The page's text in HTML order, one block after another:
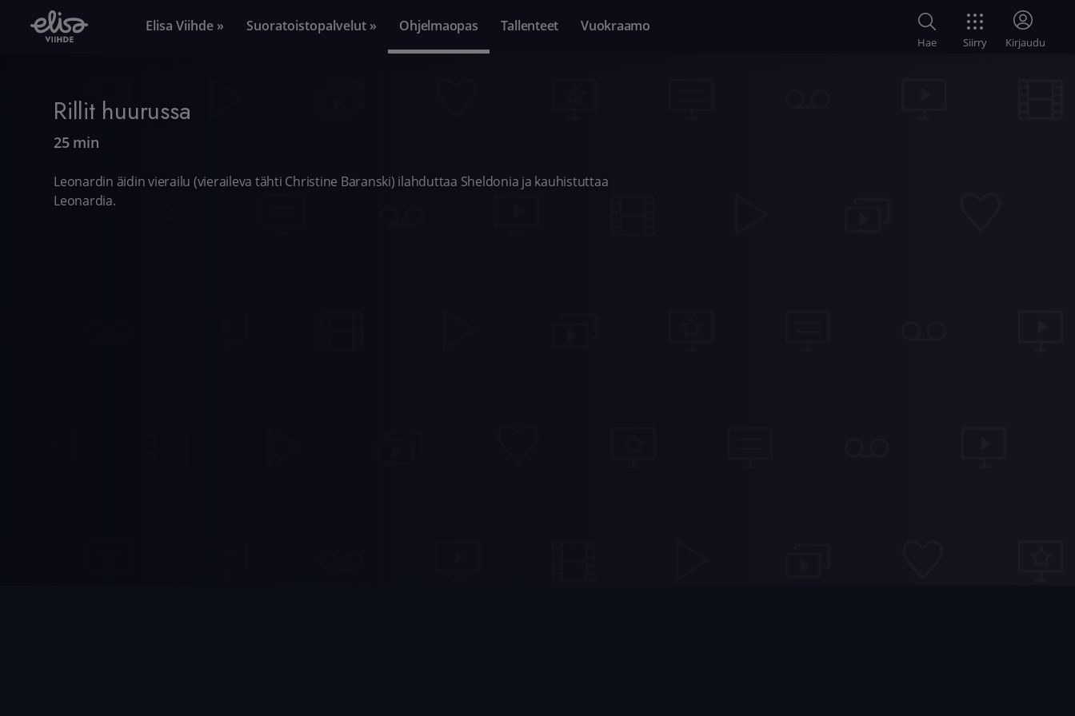
Elisa Viihde » Suoratoistopalvelut » Ohjelmaopas Tallenteet Vuokraamo
Hae Siirry Kirjaudu
Rillit huurussa
25 min
Leonardin äidin vierailu (vieraileva tähti Christine Baranski) ilahduttaa Sheldonia ja kauhistuttaa
Leonardia.